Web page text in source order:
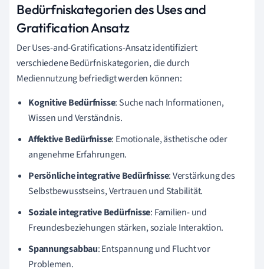
Bedürfniskategorien des Uses and
Gratification Ansatz
Der Uses-and-Gratifications-Ansatz identifiziert
verschiedene Bedürfniskategorien, die durch
Mediennutzung befriedigt werden können:
Kognitive Bedürfnisse: Suche nach Informationen,
Wissen und Verständnis.
Affektive Bedürfnisse: Emotionale, ästhetische oder
angenehme Erfahrungen.
Persönliche integrative Bedürfnisse: Verstärkung des
Selbstbewusstseins, Vertrauen und Stabilität.
Soziale integrative Bedürfnisse: Familien- und
Freundesbeziehungen stärken, soziale Interaktion.
Spannungsabbau: Entspannung und Flucht vor
Problemen.